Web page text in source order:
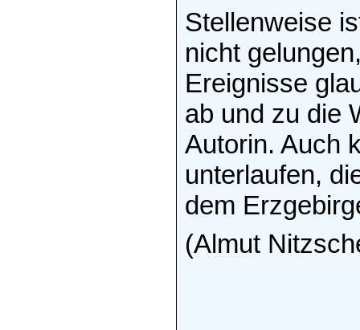
Stellenweise
nicht
Ereignisse
ab und zu die
Autorin. Auch
unterlaufen,
dem
(Almut